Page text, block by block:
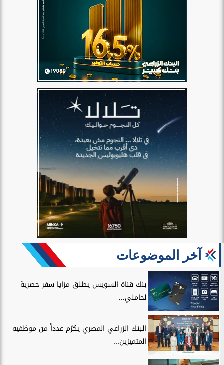
آخر الموضوعات
بنك قناة السويس يطلق مزايا سفر حصرية
لحاملي...
البنك الزراعي المصري يكرّم عدداً من موظفيه
المتميزين...